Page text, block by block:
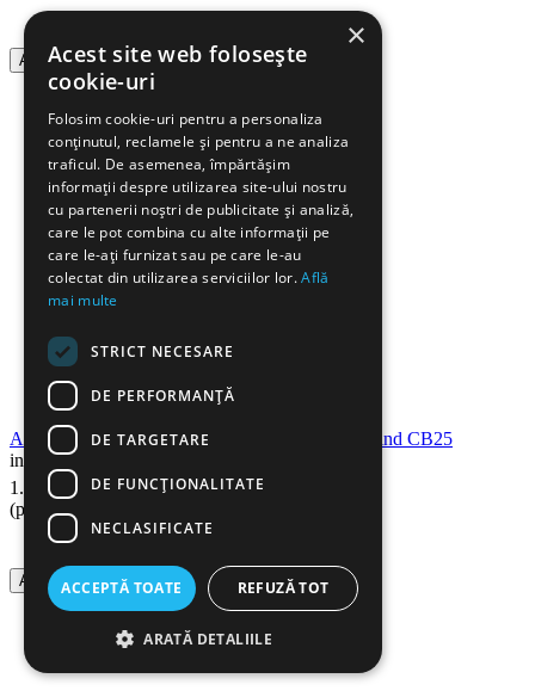
Adauga in cos
Aparat de legat cu inele din plastic GBC CombBind CB25
in stoc
1.790
Lei
(pret cu TVA inclus)
Adauga in cos
×
Acest site web folosește
cookie-uri
Folosim cookie-uri pentru a personaliza
conținutul, reclamele și pentru a ne analiza
traficul. De asemenea, împărtășim
informații despre utilizarea site-ului nostru
cu partenerii noștri de publicitate și analiză,
care le pot combina cu alte informații pe
care le-ați furnizat sau pe care le-au
colectat din utilizarea serviciilor lor.Află
mai multe
STRICT NECESARE
DE PERFORMANȚĂ
DE TARGETARE
DE FUNCŢIONALITATE
NECLASIFICATE
ACCEPTĂ TOATE REFUZĂ TOT
ARATĂ DETALIILE